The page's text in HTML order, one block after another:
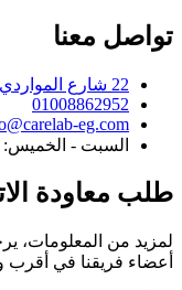
تواصل معنا
22 شارع المواردي، القصر العيني
01008862952
eg.com
السبت - الخميس: 9ص حتى 8م
طلب معاودة
لمزيد من المعلومات،
أعضاء فريقنا في